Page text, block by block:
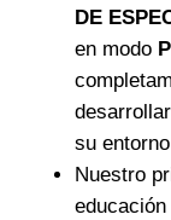
DE
en modo
su
Nuestro